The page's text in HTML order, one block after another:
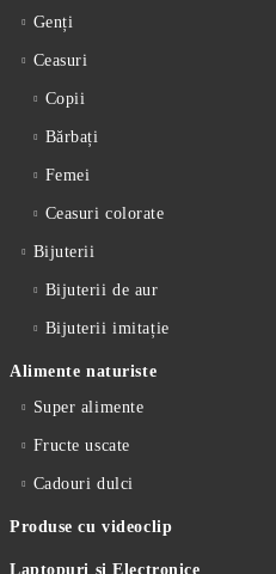
Genți
Ceasuri
Copii
Bărbați
Femei
Ceasuri colorate
Bijuterii
Bijuterii de aur
Bijuterii imitație
Alimente naturiste
Super alimente
Fructe uscate
Cadouri dulci
Produse cu videoclip
Laptopuri și Electronice